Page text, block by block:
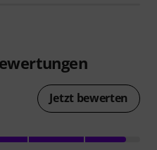
Jetzt bewerten